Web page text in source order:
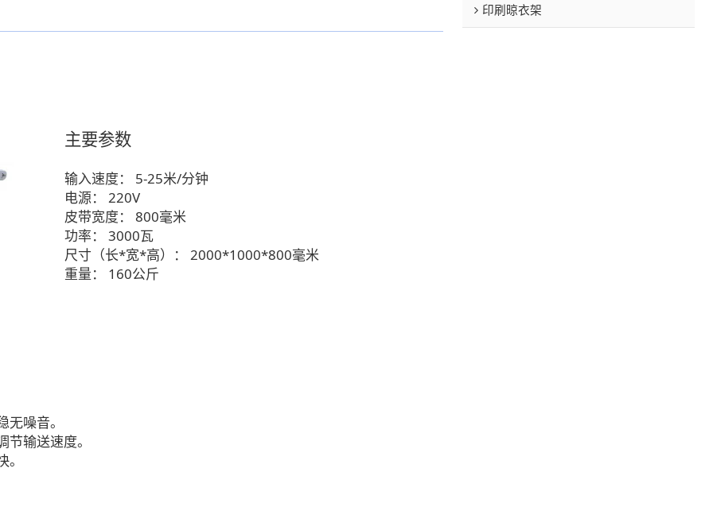
主要参数
输入速度：
5-25米/分钟
电源：
220V
皮带宽度：
800毫米
功率：
3000瓦
尺寸（长*宽*高）：
2000*1000*800毫米
重量：
160公斤
噪音。
输送速度。
印刷晾衣架